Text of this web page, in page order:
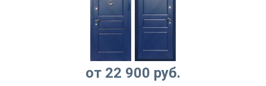
от 22 900 руб.